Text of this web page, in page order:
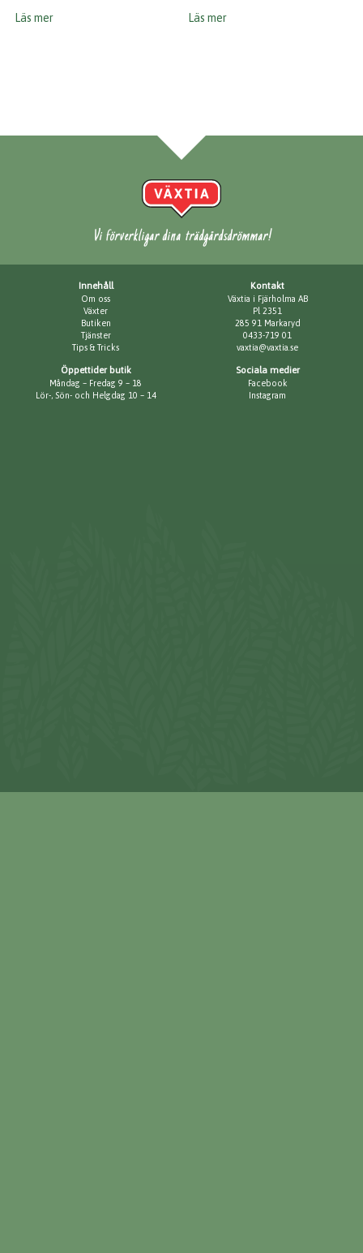
Läs mer Läs mer
Vi förverkligar dina trädgårdsdrömmar!
Innehåll
Om oss
Växter
Butiken
Tjänster
Tips & Tricks
Kontakt
Växtia i Fjärholma AB
Pl 2351
285 91 Markaryd
0433-719 01
vaxtia@vaxtia.se
Öppettider butik
Måndag – Fredag 9 – 18
Lör-, Sön- och Helgdag 10 – 14
Sociala medier
Facebook
Instagram